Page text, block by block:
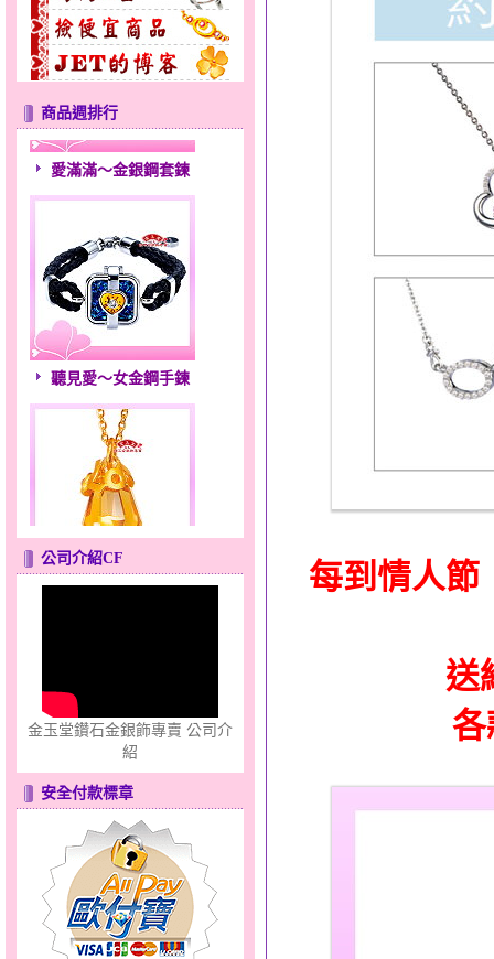
商品週排行
愛滿滿～金銀鋼套鍊
聽見愛～女金鋼手鍊
點亮愛情～黃金套鍊
幸福溫暖～金銀鋼套鍊
公司介紹CF
金玉堂鑽石金銀飾專賣 公司介
紹
安全付款標章
每到情人節
送
各